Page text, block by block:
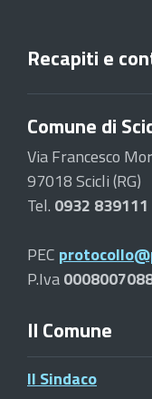
Recapiti e
Comune di
Via Francesco
97018 Scicli (RG)
Tel. 0932 839111
PEC
P.Iva
Il Comune
Il Sindaco